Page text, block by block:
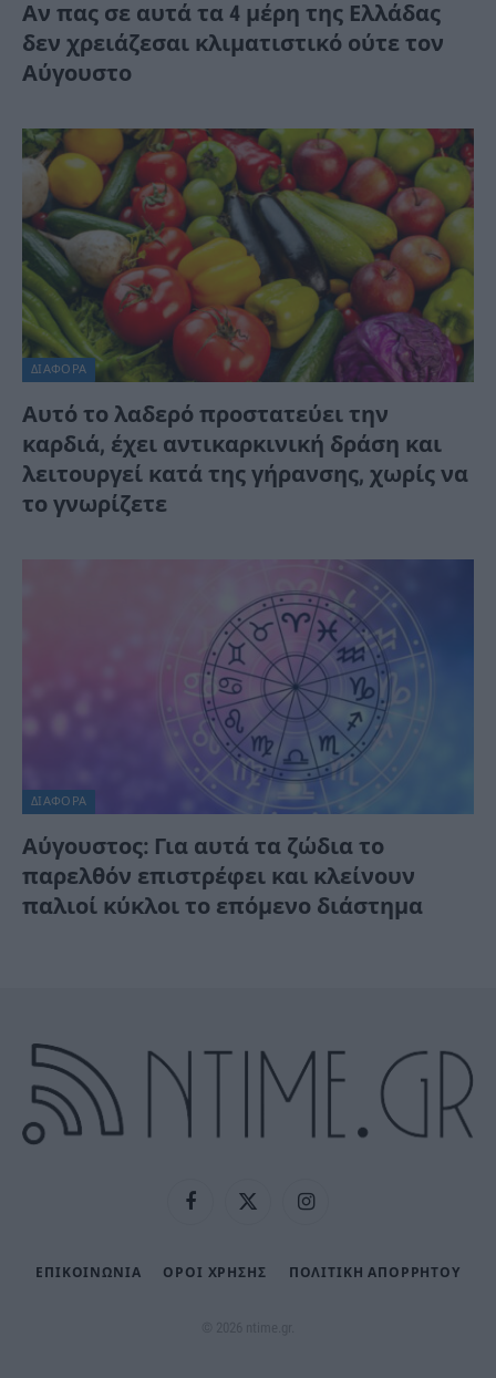
Αν πας σε αυτά τα 4 μέρη της Ελλάδας
δεν χρειάζεσαι κλιματιστικό ούτε τον
Αύγουστο
ΔΙΆΦΟΡΑ
Αυτό το λαδερό προστατεύει την
καρδιά, έχει αντικαρκινική δράση και
λειτουργεί κατά της γήρανσης, χωρίς να
το γνωρίζετε
ΔΙΆΦΟΡΑ
Αύγουστος: Για αυτά τα ζώδια το
παρελθόν επιστρέφει και κλείνουν
παλιοί κύκλοι το επόμενο διάστημα
FacebookX
Instagram
ΕΠΙΚΟΙΝΩΝΙΑ ΟΡΟΙ ΧΡΗΣΗΣ ΠΟΛΙΤΙΚΉ ΑΠΟΡΡΉΤΟΥ